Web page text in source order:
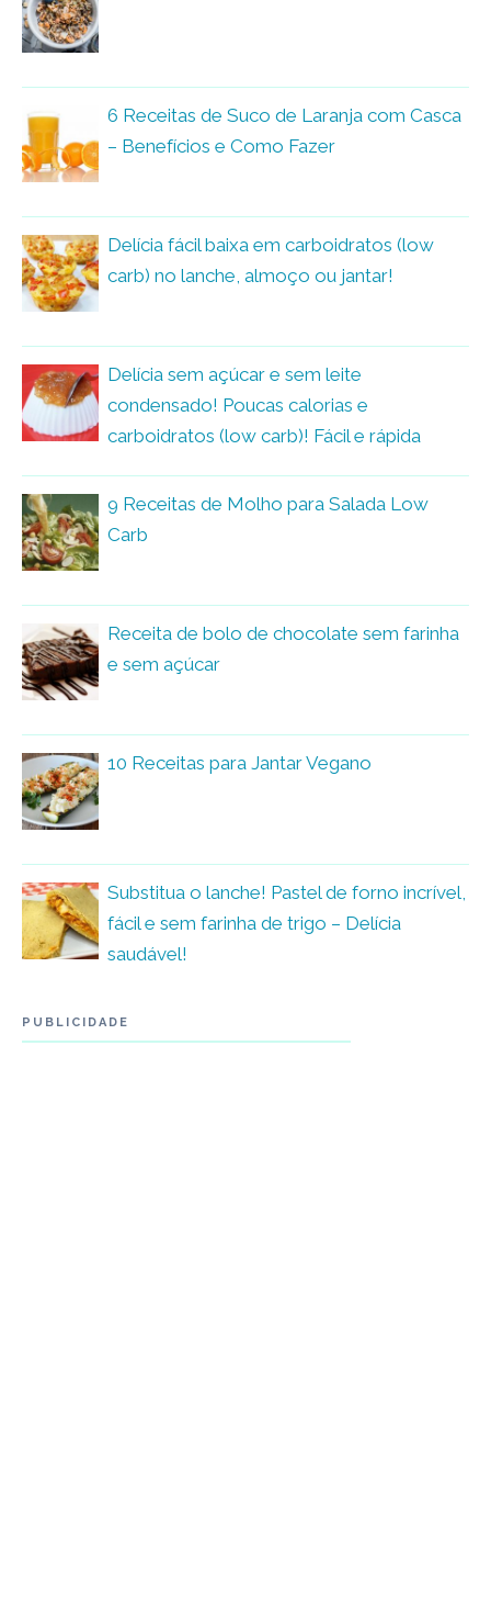
6 Receitas de Suco de Laranja com Casca
– Benefícios e Como Fazer
Delícia fácil baixa em carboidratos (low
carb) no lanche, almoço ou jantar!
Delícia sem açúcar e sem leite
condensado! Poucas calorias e
carboidratos (low carb)! Fácil e rápida
9 Receitas de Molho para Salada Low
Carb
Receita de bolo de chocolate sem farinha
e sem açúcar
10 Receitas para Jantar Vegano
Substitua o lanche! Pastel de forno incrível,
fácil e sem farinha de trigo – Delícia
saudável!
PUBLICIDADE